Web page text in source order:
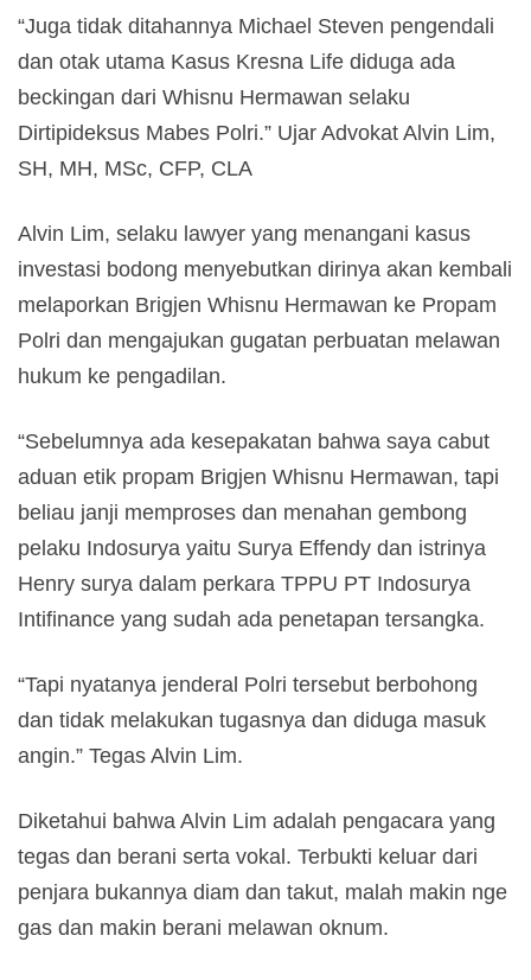
“Juga tidak ditahannya Michael Steven pengendali
dan otak utama Kasus Kresna Life diduga ada
beckingan dari Whisnu Hermawan selaku
Dirtipideksus Mabes Polri.” Ujar Advokat Alvin Lim,
SH, MH, MSc, CFP, CLA
Alvin Lim, selaku lawyer yang menangani kasus
investasi bodong menyebutkan dirinya akan kembali
melaporkan Brigjen Whisnu Hermawan ke Propam
Polri dan mengajukan gugatan perbuatan melawan
hukum ke pengadilan.
“Sebelumnya ada kesepakatan bahwa saya cabut
aduan etik propam Brigjen Whisnu Hermawan, tapi
beliau janji memproses dan menahan gembong
pelaku Indosurya yaitu Surya Effendy dan istrinya
Henry surya dalam perkara TPPU PT Indosurya
Intifinance yang sudah ada penetapan tersangka.
“Tapi nyatanya jenderal Polri tersebut berbohong
dan tidak melakukan tugasnya dan diduga masuk
angin.” Tegas Alvin Lim.
Diketahui bahwa Alvin Lim adalah pengacara yang
tegas dan berani serta vokal. Terbukti keluar dari
penjara bukannya diam dan takut, malah makin nge
gas dan makin berani melawan oknum.